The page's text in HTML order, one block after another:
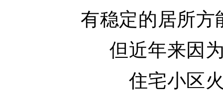
有稳定的居所方
但近年来因
住宅小区